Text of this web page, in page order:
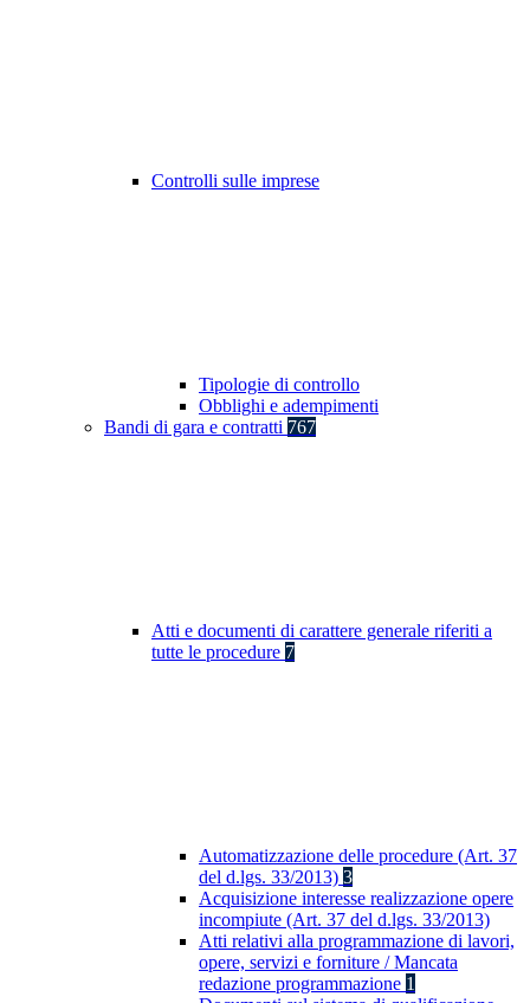
Controlli sulle imprese
Tipologie di controllo
Obblighi e adempimenti
Bandi di gara e contratti 767
Atti e documenti di carattere generale riferiti a
tutte le procedure 7
Automatizzazione delle procedure (Art. 37
del d.lgs. 33/2013) 3
Acquisizione interesse realizzazione opere
incompiute (Art. 37 del d.lgs. 33/2013)
Atti relativi alla programmazione di lavori,
opere, servizi e forniture / Mancata
redazione programmazione 1